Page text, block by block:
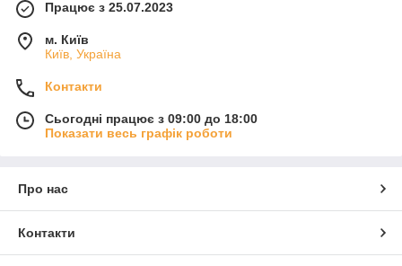
Працює з 25.07.2023
м. Київ
Київ, Україна
Контакти
Сьогодні працює з 09:00 до 18:00
Показати весь графік роботи
Про нас
Контакти